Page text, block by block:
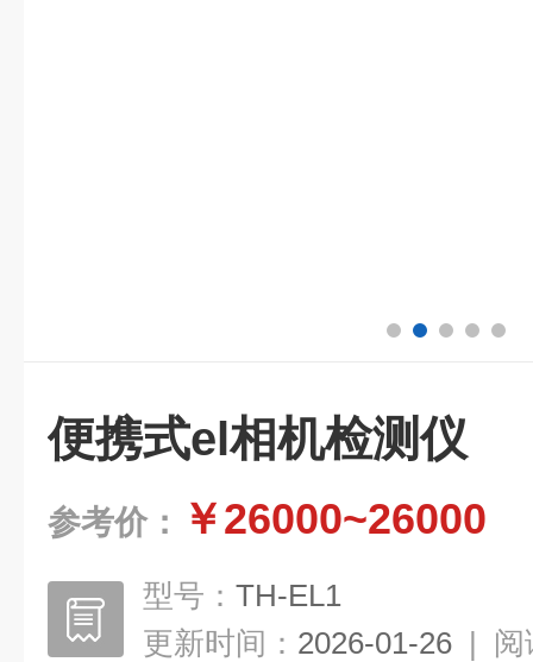
便携式el相机检测仪
参考价： ￥26000~26000
型号： TH-EL1
更新时间： 2026-01-26 | 阅